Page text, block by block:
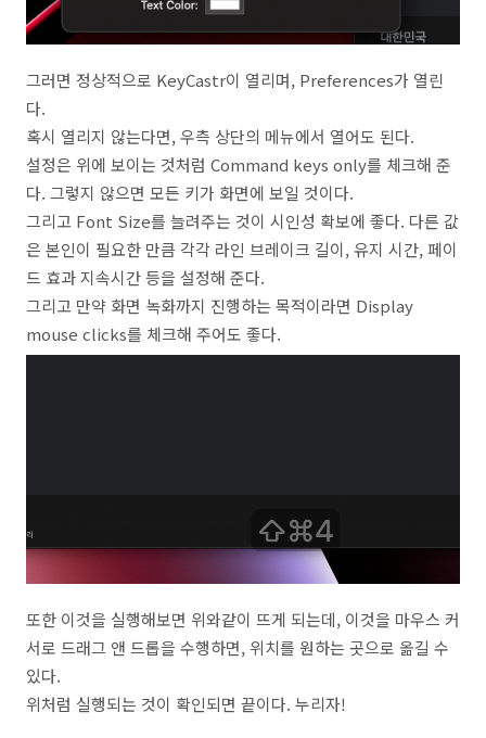
그러면 정상적으로 KeyCastr이 열리며, Preferences가 열린
다.
혹시 열리지 않는다면, 우측 상단의 메뉴에서 열어도 된다.
설정은 위에 보이는 것처럼 Command keys only를 체크해 준
다. 그렇지 않으면 모든 키가 화면에 보일 것이다.
그리고 Font Size를 늘려주는 것이 시인성 확보에 좋다. 다른 값
은 본인이 필요한 만큼 각각 라인 브레이크 길이, 유지 시간, 페이
드 효과 지속시간 등을 설정해 준다.
그리고 만약 화면 녹화까지 진행하는 목적이라면 Display
mouse clicks를 체크해 주어도 좋다.
또한 이것을 실행해보면 위와같이 뜨게 되는데, 이것을 마우스 커
서로 드래그 앤 드롭을 수행하면, 위치를 원하는 곳으로 옮길 수
있다.
위처럼 실행되는 것이 확인되면 끝이다. 누리자!